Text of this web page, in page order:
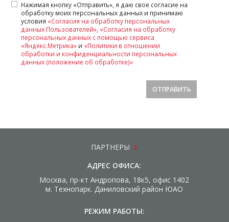
Нажимая кнопку «Отправить», я даю свое согласие на
обработку моих персональных данных и принимаю
условия «Согласия на обработку персональных
данных Пользователей» «Согласия на обработку
персональных данных с помощью сервиса
«Яндекс.Метрика» и «Политики в отношении
обработки и конфиденциальности персональных
данных (положение об обработке)»
ОТПРАВИТЬ
ПАРТНЕРЫ
АДРЕС ОФИСА:
Москва, пр-кт Андропова, 18к5, офис 1402
м. Технопарк. Даниловский район ЮАО
РЕЖИМ РАБОТЫ: